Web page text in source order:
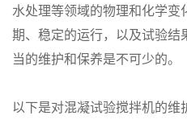
水处理等领域的物理和化学
期、稳定的运行，以及试验
当的维护和保养是不可少的。
以下是对混凝试验搅拌机的维